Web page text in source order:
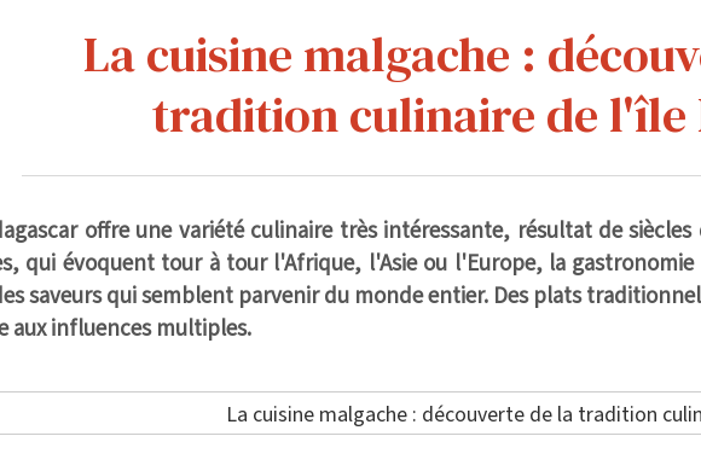
La cuisine malgache :
tradition culinaire de l'île
offre une variété culinaire très intéressante, résultat de
qui évoquent tour à tour l'Afrique, l'Asie ou l'Europe, la
saveurs qui semblent parvenir du monde entier. Des plats
aux influences multiples.